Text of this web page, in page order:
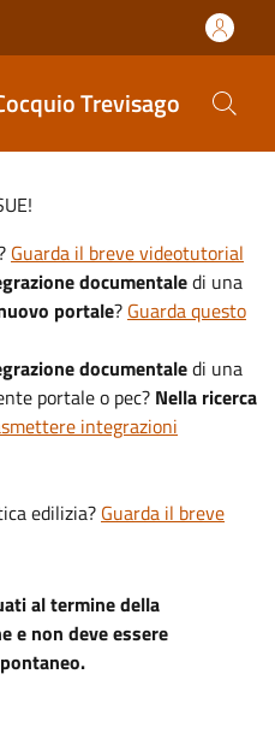
Trevisago
Guarda il breve videotutorial
documentaledi una
portale? Guarda questo
documentaledi una
portaleo pec? Nella ricerca
integrazioni
edilizia? Guarda il breve
al termine della
e non deve essere